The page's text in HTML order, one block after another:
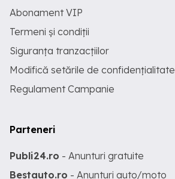
Abonament VIP
Termeni și condiții
Siguranța tranzacțiilor
Modifică setările de confidențialitate
Regulament Campanie
Parteneri
Publi24.ro - Anunturi gratuite
Bestauto.ro - Anunturi auto/moto